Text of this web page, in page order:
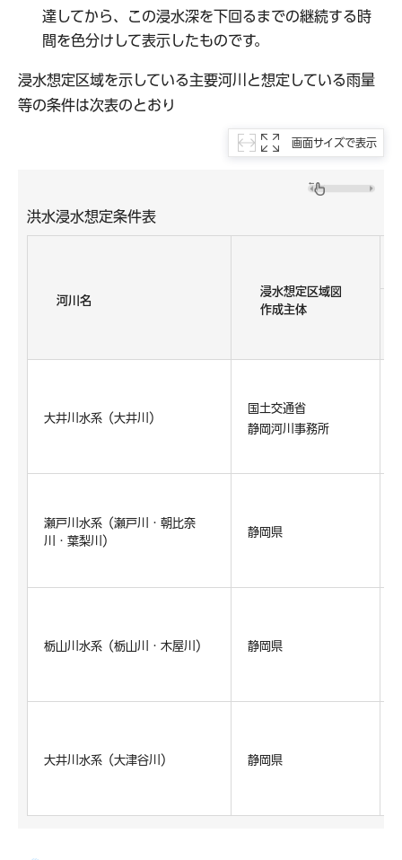
達してから、この浸水深を下回るまでの継続する時
間を色分けして表示したものです。
浸水想定区域を示している主要河川と想定している雨量
等の条件は次表のとおり
画面サイズで表示
洪水浸水想定条件表
河川名
浸水想定区域図
作成主体
大井川水系（大井川）
国土交通省
静岡河川事務所
瀬戸川水系（瀬戸川・朝比奈
川・葉梨川）
静岡県
栃山川水系（栃山川・木屋川） 静岡県
大井川水系（大津谷川） 静岡県